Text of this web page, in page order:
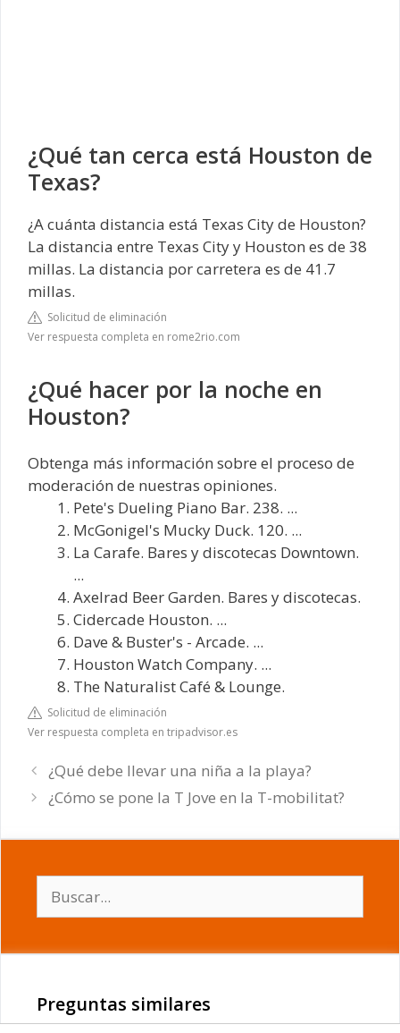
¿Qué tan cerca está Houston de
Texas?
¿A cuánta distancia está Texas City de Houston?
La distancia entre Texas City y Houston es de 38
millas. La distancia por carretera es de 41.7
millas.
Solicitud de eliminación
Ver respuesta completa en rome2rio.com
¿Qué hacer por la noche en
Houston?
Obtenga más información sobre el proceso de
moderación de nuestras opiniones.
Pete's Dueling Piano Bar. 238. ...
McGonigel's Mucky Duck. 120. ...
La Carafe. Bares y discotecas Downtown.
...
Axelrad Beer Garden. Bares y discotecas.
Cidercade Houston. ...
Dave & Buster's - Arcade. ...
Houston Watch Company. ...
The Naturalist Café & Lounge.
Solicitud de eliminación
Ver respuesta completa en tripadvisor.es
¿Qué debe llevar una niña a la playa?
¿Cómo se pone la T Jove en la T-mobilitat?
Preguntas similares